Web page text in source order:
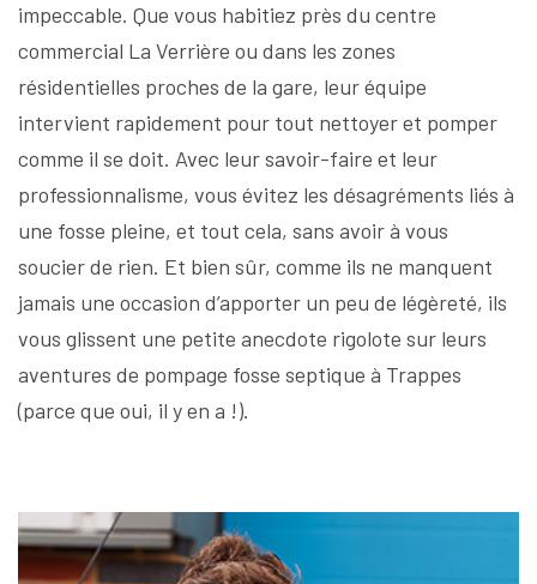
impeccable. Que vous habitiez près du centre
commercial La Verrière ou dans les zones
résidentielles proches de la gare, leur équipe
intervient rapidement pour tout nettoyer et pomper
comme il se doit. Avec leur savoir-faire et leur
professionnalisme, vous évitez les désagréments liés à
une fosse pleine, et tout cela, sans avoir à vous
soucier de rien. Et bien sûr, comme ils ne manquent
jamais une occasion d’apporter un peu de légèreté, ils
vous glissent une petite anecdote rigolote sur leurs
aventures de pompage fosse septique à Trappes
(parce que oui, il y en a !).